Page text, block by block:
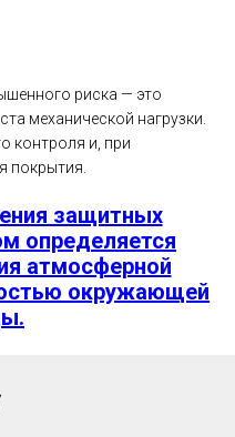
риска — это
механической нагрузки.
контроля и, при
покрытия.
защитных
определяется
атмосферной
окружающей